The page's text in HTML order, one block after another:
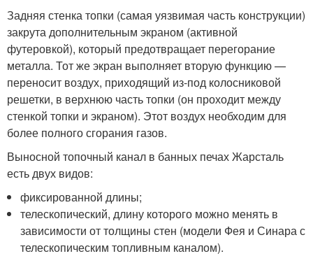
Задняя стенка топки (самая уязвимая часть конструкции)
закрута дополнительным экраном (активной
футеровкой), который предотвращает перегорание
металла. Тот же экран выполняет вторую функцию —
переносит воздух, приходящий из-под колосниковой
решетки, в верхнюю часть топки (он проходит между
стенкой топки и экраном). Этот воздух необходим для
более полного сгорания газов.
Выносной топочный канал в банных печах Жарсталь
есть двух видов:
фиксированной длины;
телескопический, длину которого можно менять в
зависимости от толщины стен (модели Фея и Синара с
телескопическим топливным каналом).